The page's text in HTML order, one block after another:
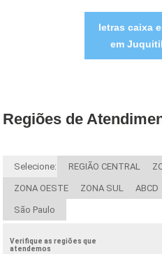
letras caixa
em
Regiões de
Selecione: REGIÃO CENTRAL
ZONA OESTE ZONA SUL ABCD
São Paulo
Verifique as regiões que
atendemos